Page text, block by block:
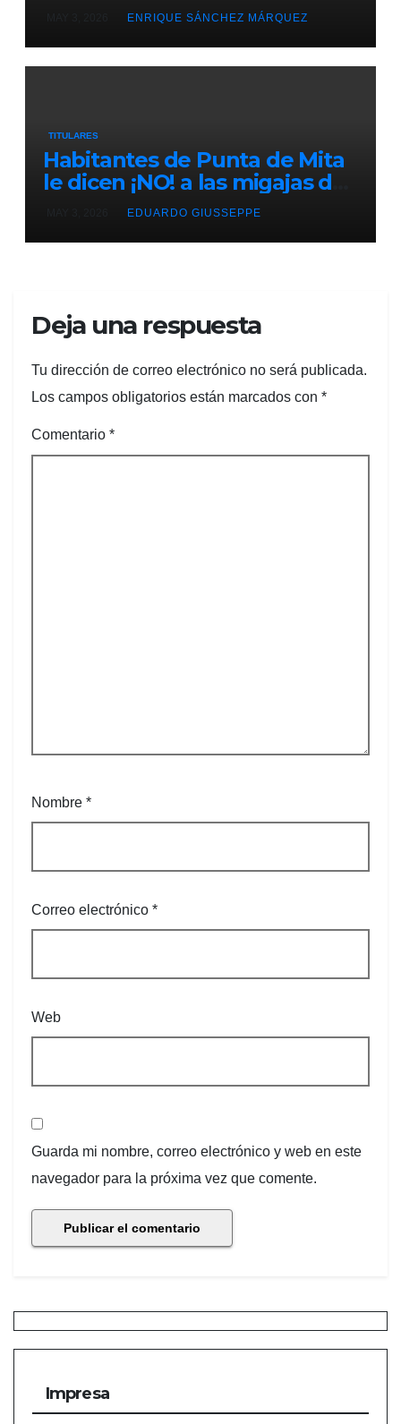
LANZA ULTIMÁTUM RUMBO
ENRIQUE SÁNCHEZ MÁRQUEZ
TITULARES
Habitantes de Punta de Mita
le dicen ¡NO! a las migajas de
Grupo DINE. La empresa
Playa Las Cocinas,
extinción
EDUARDO GIUSSEPPE
Deja una respuesta
Tu dirección de correo electrónico no será publicada.
Los campos obligatorios están marcados con *
Comentario *
Nombre *
Correo electrónico *
Web
Guarda mi nombre, correo electrónico y web en este
navegador para la próxima vez que comente.
Impresa